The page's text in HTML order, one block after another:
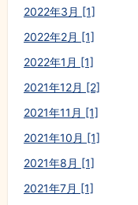
2022年3月 [1]
2022年2月 [1]
2022年1月 [1]
2021年12月 [2]
2021年11月 [1]
2021年10月 [1]
2021年8月 [1]
2021年7月 [1]